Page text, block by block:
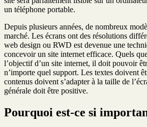
un téléphone portable.
Depuis plusieurs années, de nombreux
marché. Les écrans ont des résolutions
web design ou RWD est devenue une
concevoir un site internet efficace. Quels
l’objectif d’un site internet, il doit pouvoir
n’importe quel support. Les textes doivent
contenus doivent s’adapter à la taille de
générale doit être positive.
Pourquoi est-ce si